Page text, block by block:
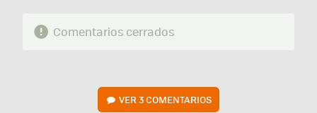
Comentarios cerrados
VER3 COMENTARIOS